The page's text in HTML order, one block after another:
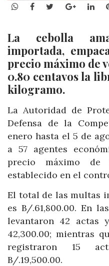
WhatsApp
Facebook
TwitterGoogle+
La cebolla
importada,
precio máximo de
0.80 centavos la
kilogramo.
La Autoridad de
Defensa de la
enero hasta el 5 de
a 57 agentes
precio máximo
establecido en el
El total de las multas
es B/.61,800.00. En
levantaron 42 actas
42,300.00; mientras
registraron 15
B/.19,500.00.